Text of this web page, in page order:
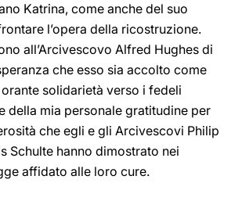
Katrina, come anche del suo
l’opera della ricostruzione.
all’Arcivescovo Alfred Hughes di
che esso sia accolto come
solidarietà verso i fedeli
della mia personale gratitudine per
che egli e gli Arcivescovi Philip
Schulte hanno dimostrato nei
affidato alle loro cure.